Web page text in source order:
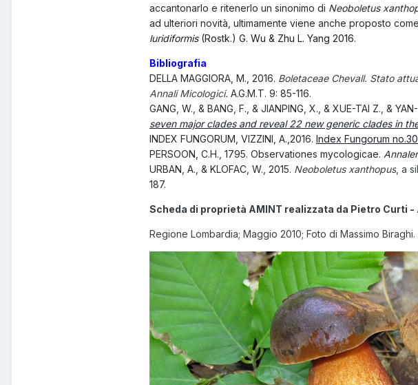
accantonarlo e ritenerlo un sinonimo di Neoboletus
ad ulteriori novità, ultimamente viene anche proposto
luridiformis (Rostk.) G. Wu & Zhu L. Yang 2016.
Bibliografia
DELLA MAGGIORA, M., 2016. Boletaceae Chevall. Stato
Annali Micologici. A.G.M.T. 9: 85-116.
GANG, W., & BANG, F., & JIANPING, X., & XUE-TAI Z., &
seven major clades and reveal 22 new generic clades in
INDEX FUNGORUM, VIZZINI, A.,2016. Index Fungorum
PERSOON, C.H., 1795. Observationes mycologicae.
URBAN, A., & KLOFAC, W., 2015. Neoboletus xanthopus , a
187.
Scheda di proprietà AMINT realizzata da Pietro Curti
Regione Lombardia; Maggio 2010; Foto di Massimo Biraghi.